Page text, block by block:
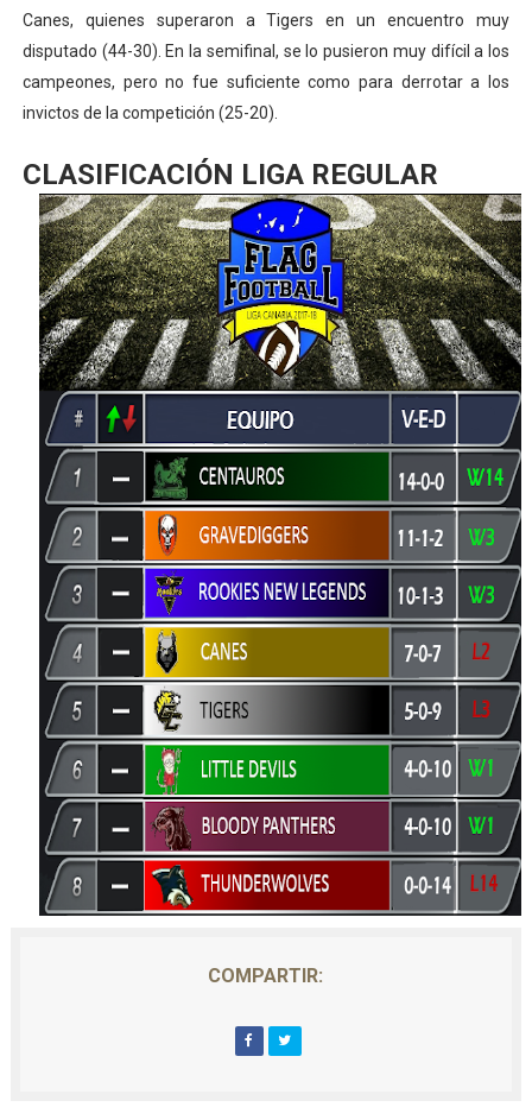
Canes, quienes superaron a Tigers en un encuentro muy
disputado (44-30). En la semifinal, se lo pusieron muy difícil a los
campeones, pero no fue suficiente como para derrotar a los
invictos de la competición (25-20).
CLASIFICACIÓN LIGA REGULAR
COMPARTIR: